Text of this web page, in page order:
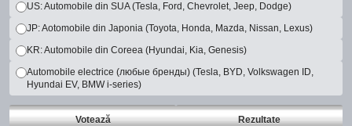
US: Automobile din SUA (Tesla, Ford, Chevrolet, Jeep, Dodge)
JP: Aotomobile din Japonia (Toyota, Honda, Mazda, Nissan, Lexus)
KR: Automobile din Coreea (Hyundai, Kia, Genesis)
Automobile electrice (любые бренды) (Tesla, BYD, Volkswagen ID,
Hyundai EV, BMW i-series)
Votează Rezultate